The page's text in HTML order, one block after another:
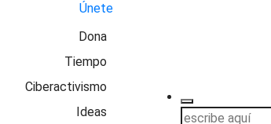
Únete
Dona
Tiempo
Ciberactivismo
Ideas